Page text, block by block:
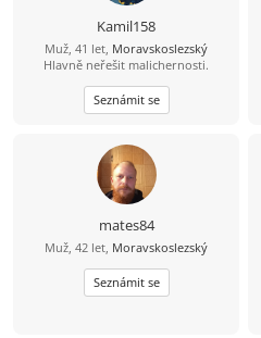
Kamil158
Muž, 41 let, Moravskoslezský
Hlavně neřešit malichernosti.
Seznámit se
mates84
Muž, 42 let, Moravskoslezský
Seznámit se